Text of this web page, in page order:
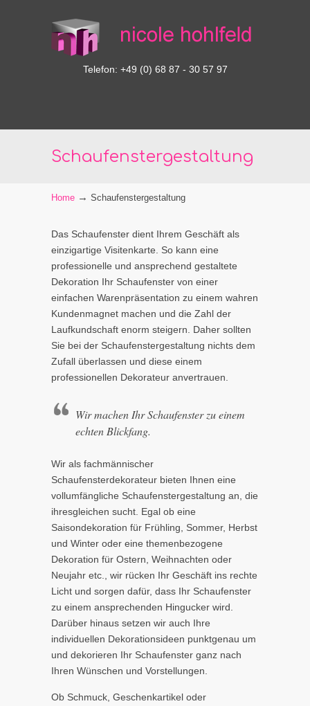
Telefon: +49 (0) 68 87 - 30 57 97
Schaufenstergestaltung
Home → Schaufenstergestaltung
Das Schaufenster dient Ihrem Geschäft als
einzigartige Visitenkarte. So kann eine
professionelle und ansprechend gestaltete
Dekoration Ihr Schaufenster von einer
einfachen Warenpräsentation zu einem wahren
Kundenmagnet machen und die Zahl der
Laufkundschaft enorm steigern. Daher sollten
Sie bei der Schaufenstergestaltung nichts dem
Zufall überlassen und diese einem
professionellen Dekorateur anvertrauen.
Wir machen Ihr Schaufenster zu einem
echten Blickfang.
Wir als fachmännischer
Schaufensterdekorateur bieten Ihnen eine
vollumfängliche Schaufenstergestaltung an, die
ihresgleichen sucht. Egal ob eine
Saisondekoration für Frühling, Sommer, Herbst
und Winter oder eine themenbezogene
Dekoration für Ostern, Weihnachten oder
Neujahr etc., wir rücken Ihr Geschäft ins rechte
Licht und sorgen dafür, dass Ihr Schaufenster
zu einem ansprechenden Hingucker wird.
Darüber hinaus setzen wir auch Ihre
individuellen Dekorationsideen punktgenau um
und dekorieren Ihr Schaufenster ganz nach
Ihren Wünschen und Vorstellungen.
Ob Schmuck, Geschenkartikel oder